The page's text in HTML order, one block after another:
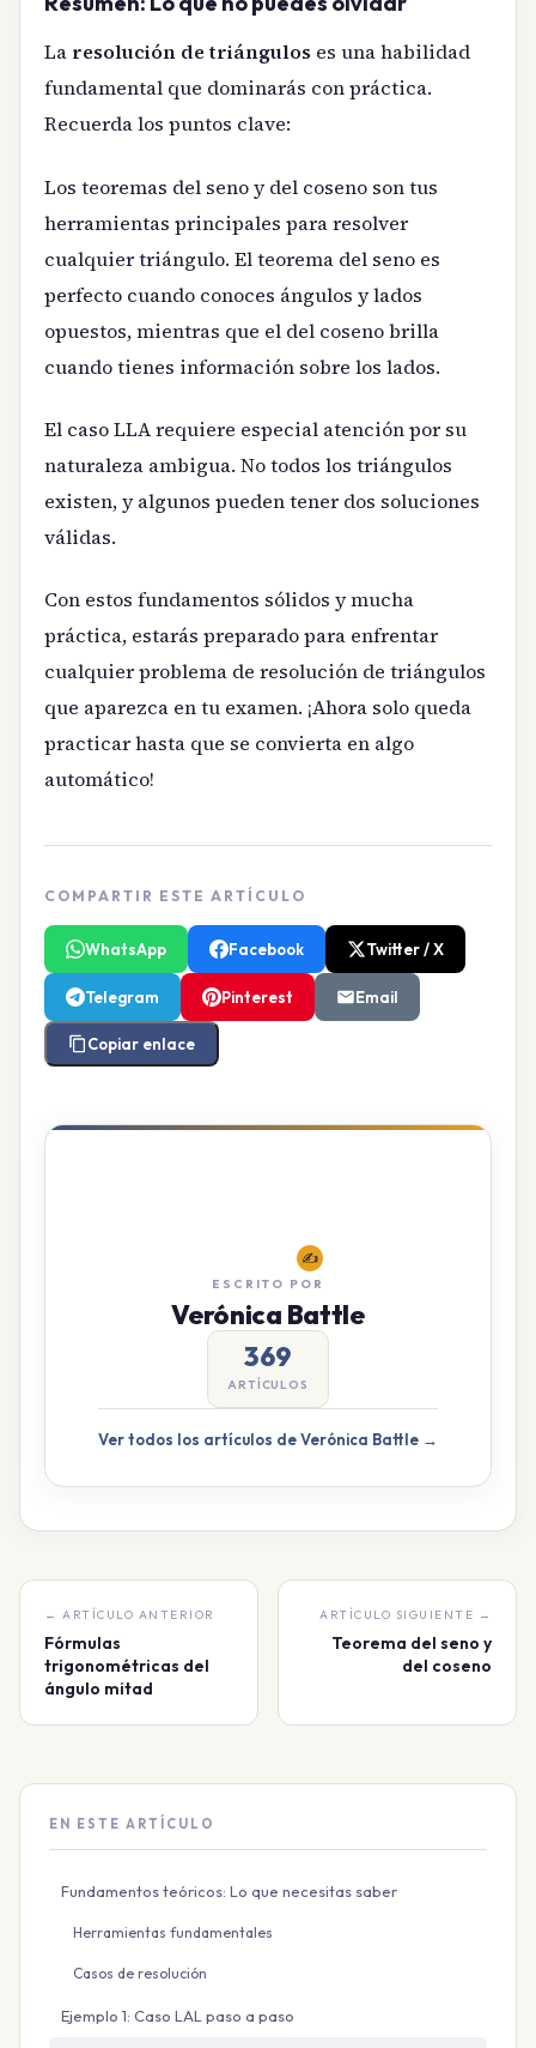
La resolución de triángulos es una habilidad
fundamental que dominarás con práctica.
Recuerda los puntos clave:
Los teoremas del seno y del coseno son tus
herramientas principales para resolver
cualquier triángulo. El teorema del seno es
perfecto cuando conoces ángulos y lados
opuestos, mientras que el del coseno brilla
cuando tienes información sobre los lados.
El caso LLA requiere especial atención por su
naturaleza ambigua. No todos los triángulos
existen, y algunos pueden tener dos soluciones
válidas.
Con estos fundamentos sólidos y mucha
práctica, estarás preparado para enfrentar
cualquier problema de resolución de triángulos
que aparezca en tu examen. ¡Ahora solo queda
practicar hasta que se convierta en algo
automático!
COMPARTIR ESTE ARTÍCULO
WhatsApp Facebook Twitter / X
Telegram Pinterest Email
Copiar enlace
✍️
ESCRITO POR
Verónica Battle
369
ARTÍCULOS
Ver todos los artículos de Verónica Battle →
← ARTÍCULO ANTERIOR
Fórmulas
trigonométricas del
ángulo mitad
ARTÍCULO SIGUIENTE →
Teorema del seno y
del coseno
EN ESTE ARTÍCULO
Fundamentos teóricos: Lo que necesitas saber
Herramientas fundamentales
Casos de resolución
Ejemplo 1: Caso LAL paso a paso